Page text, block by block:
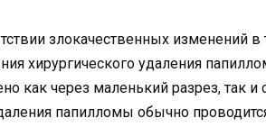
злокачественных изменений
хирургического удаления
как через маленький разрез, так
папилломы обычно